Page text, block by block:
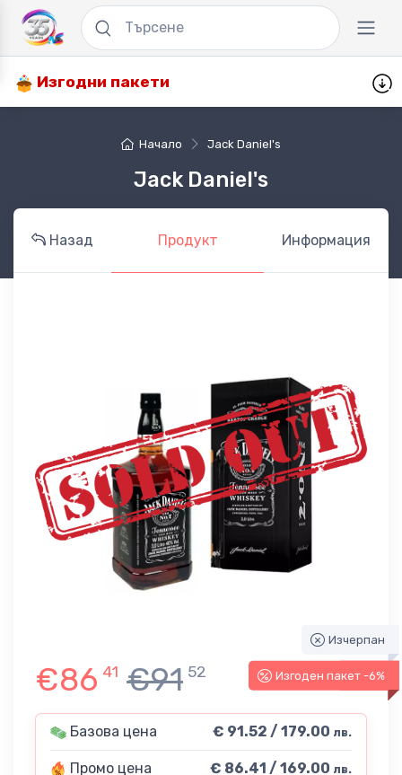
Изгодни пакети
Начало Jack Daniel's
Jack Daniel's
Назад Продукт Информация
Изчерпан
-6%
Изгоден пакет -6%
€86 41 €91 52
Базова цена € 91.52 / 179.00 лв.
Промо цена € 86.41 / 169.00 лв.